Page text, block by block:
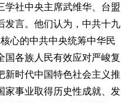
学社中央主席武维华、台盟
发言。他们认为，中共十九
心的中共中央统筹中华民
国各族人民有效应对严峻复
新时代中国特色社会主义推
家事业取得历史性成就、发